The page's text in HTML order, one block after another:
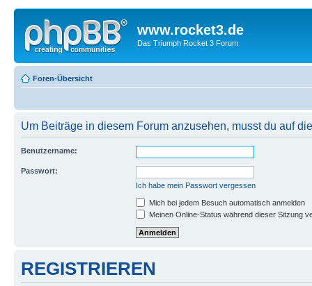
www.rocket3.de
Das Triumph Rocket 3 Forum
Foren-Übersicht
Um Beiträge in diesem Forum anzusehen, musst du auf
Benutzername:
Passwort:
Ich habe mein Passwort vergessen
Mich bei jedem Besuch automatisch anmelden
Meinen Online-Status während dieser Sitzung
REGISTRIEREN